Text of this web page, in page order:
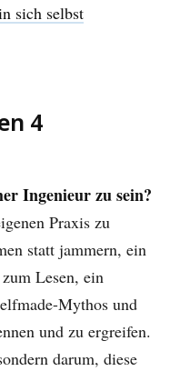
sich selbst
4
Ingenieur zu sein?
Praxis zu
statt jammern, ein
Lesen, ein
Mythos und
und zu ergreifen.
darum, diese